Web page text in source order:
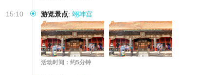
15:10 游览景点: 翊坤宫
活动时间：约5分钟